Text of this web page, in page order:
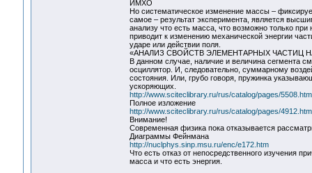
ИМХО
Но систематическое изменение массы –
самое – результат эксперимента, является
анализу что есть масса, что возможно только
приводит к изменению механической энергии
ударе или действии поля.
«АНАЛИЗ СВОЙСТВ ЭЛЕМЕНТАРНЫХ
В данном случае, наличие и величина сегмента
осциллятор. И, следовательно, суммарному
состояния. Или, грубо говоря, пружинка
ускоряющих.
http://www.sciteclibrary.ru/rus/catalog/pages/
Полное изложение
http://www.sciteclibrary.ru/rus/catalog/pages/
Внимание!
Современная физика пока отказывается
Диаграммы Фейнмана
http://nuclphys.sinp.msu.ru/enc/e172.htm
Что есть отказ от непосредственного изучения
масса и что есть энергия.